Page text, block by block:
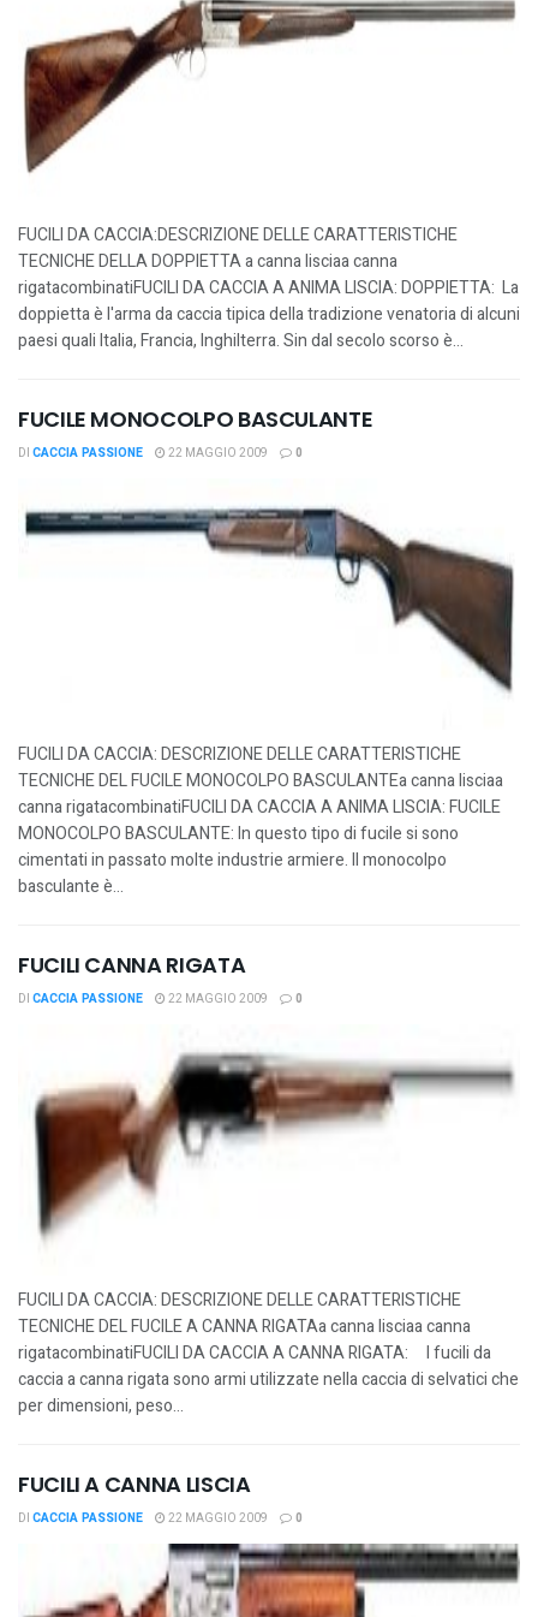
FUCILI DA CACCIA:DESCRIZIONE DELLE CARATTERISTICHE
TECNICHE DELLA DOPPIETTA a canna lisciaa canna
rigatacombinatiFUCILI DA CACCIA A ANIMA LISCIA: DOPPIETTA: La
doppietta è l'arma da caccia tipica della tradizione venatoria di alcuni
paesi quali Italia, Francia, Inghilterra. Sin dal secolo scorso è...
FUCILE MONOCOLPO BASCULANTE
DI CACCIA PASSIONE 22 MAGGIO 2009 0
FUCILI DA CACCIA: DESCRIZIONE DELLE CARATTERISTICHE
TECNICHE DEL FUCILE MONOCOLPO BASCULANTEa canna lisciaa
canna rigatacombinatiFUCILI DA CACCIA A ANIMA LISCIA: FUCILE
MONOCOLPO BASCULANTE: In questo tipo di fucile si sono
cimentati in passato molte industrie armiere. Il monocolpo
basculante è...
FUCILI CANNA RIGATA
DI CACCIA PASSIONE 22 MAGGIO 2009 0
FUCILI DA CACCIA: DESCRIZIONE DELLE CARATTERISTICHE
TECNICHE DEL FUCILE A CANNA RIGATAa canna lisciaa canna
rigatacombinatiFUCILI DA CACCIA A CANNA RIGATA: I fucili da
caccia a canna rigata sono armi utilizzate nella caccia di selvatici che
per dimensioni, peso...
FUCILI A CANNA LISCIA
DI CACCIA PASSIONE 22 MAGGIO 2009 0